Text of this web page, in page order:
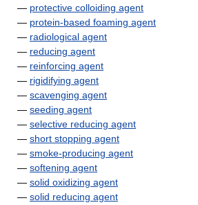
— protective colloiding agent
— protein-based foaming agent
— radiological agent
— reducing agent
— reinforcing agent
— rigidifying agent
— scavenging agent
— seeding agent
— selective reducing agent
— short stopping agent
— smoke-producing agent
— softening agent
— solid oxidizing agent
— solid reducing agent